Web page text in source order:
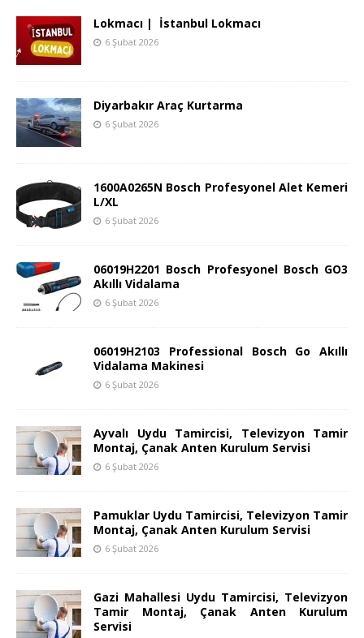
Lokmacı | İstanbul Lokmacı
6 Şubat 2026
Diyarbakır Araç Kurtarma
6 Şubat 2026
1600A0265N Bosch Profesyonel Alet Kemeri
L/XL
6 Şubat 2026
06019H2201 Bosch Profesyonel Bosch GO3
Akıllı Vidalama
6 Şubat 2026
06019H2103 Professional Bosch Go Akıllı
Vidalama Makinesi
6 Şubat 2026
Ayvalı Uydu Tamircisi, Televizyon Tamir
Montaj, Çanak Anten Kurulum Servisi
6 Şubat 2026
Pamuklar Uydu Tamircisi, Televizyon Tamir
Montaj, Çanak Anten Kurulum Servisi
6 Şubat 2026
Gazi Mahallesi Uydu Tamircisi, Televizyon
Tamir Montaj, Çanak Anten Kurulum
Servisi